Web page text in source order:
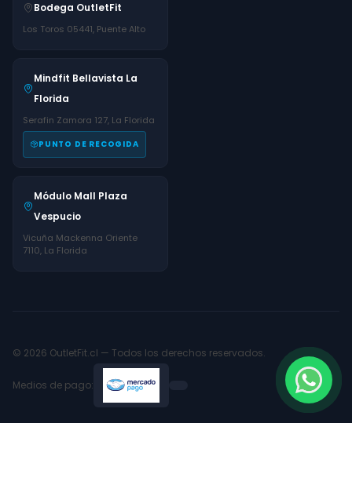
Bodega OutletFit
Los Toros 05441, Puente Alto
Mindfit Bellavista La
Florida
Serafin Zamora 127, La Florida
PUNTO DE RECOGIDA
Módulo Mall Plaza
Vespucio
Vicuña Mackenna Oriente
7110, La Florida
© 2026 OutletFit.cl — Todos los derechos reservados.
Medios de pago: